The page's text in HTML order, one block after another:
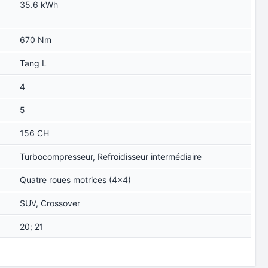
35.6 kWh
670 Nm
Tang L
4
5
156 CH
Turbocompresseur, Refroidisseur intermédiaire
Quatre roues motrices (4x4)
SUV, Crossover
20; 21